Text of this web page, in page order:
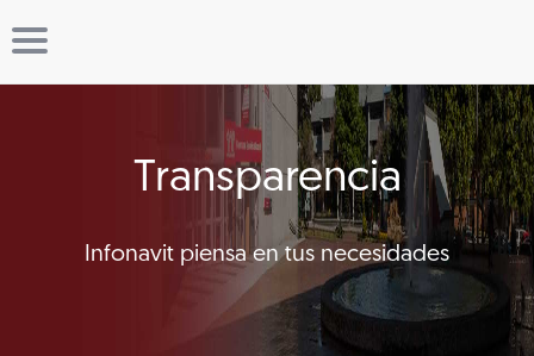
Transparencia
Infonavit piensa en tus necesidades